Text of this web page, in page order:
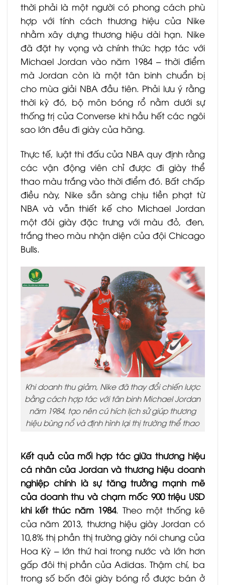
thời phải là một người có phong cách phù
hợp với tính cách thương hiệu của Nike
nhằm xây dựng thương hiệu dài hạn. Nike
đã đặt hy vọng và chính thức hợp tác với
Michael Jordan vào năm 1984 – thời điểm
mà Jordan còn là một tân binh chuẩn bị
cho mùa giải NBA đầu tiên. Phải lưu ý rằng
thời kỳ đó, bộ môn bóng rổ nằm dưới sự
thống trị của Converse khi hầu hết các ngôi
sao lớn đều đi giày của hãng.
Thực tế, luật thi đấu của NBA quy định rằng
các vận động viên chỉ được đi giày thể
thao màu trắng vào thời điểm đó. Bất chấp
điều này, Nike sẵn sàng chịu tiền phạt từ
NBA và vẫn thiết kế cho Michael Jordan
một đôi giày đặc trưng với màu đỏ, đen,
trắng theo màu nhận diện của đội Chicago
Bulls.
Khi doanh thu giảm, Nike đã thay đổi chiến lược
bằng cách hợp tác với tân binh Michael Jordan
năm 1984, tạo nên cú hích lịch sử giúp thương
hiệu bùng nổ và định hình lại thị trường thể thao
Kết quả của mối hợp tác giữa thương hiệu
cá nhân của Jordan và thương hiệu doanh
nghiệp chính là sự tăng trưởng mạnh mẽ
của doanh thu và chạm mốc 900 triệu USD
khi kết thúc năm 1984. Theo một thống kê
của năm 2013, thương hiệu giày Jordan có
10,8% thị phần thị trường giày nói chung của
Hoa Kỳ – lớn thứ hai trong nước và lớn hơn
gấp đôi thị phần của Adidas. Thậm chí, ba
trong số bốn đôi giày bóng rổ được bán ở